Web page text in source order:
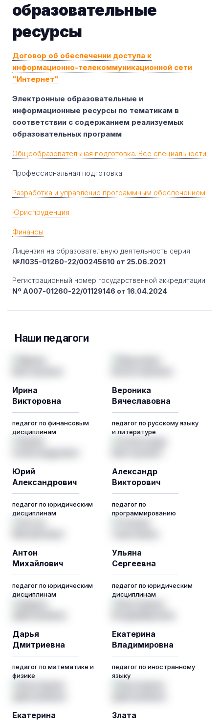
образовательные
ресурсы
Договор об обеспечении доступа к
информационно-телекоммуникационной сети
"Интернет"
Электронные образовательные и
информационные ресурсы по тематикам в
соответствии с содержанием реализуемых
образовательных программ
Общеобразовательная подготовка. Все специальности
Профессиональная подготовка:
Разработка и управление программным обеспечением
Юриспруденция
Финансы
Лицензия на образовательную деятельность серия
№Л035-01260-22/00245610 от 25.06.2021
Регистрационный номер государственной аккредитации
Nº A007-01260-22/01129146 от 16.04.2024
Наши педагоги
Ирина
Викторовна
педагог по финансовым
дисциплинам
Вероника
Вячеславовна
педагог по русскому языку
и литературе
Юрий
Александрович
педагог по юридическим
дисциплинам
Александр
Викторович
педагог по
программированию
Антон
Михайлович
педагог по юридическим
дисциплинам
Ульяна
Сергеевна
педагог по юридическим
дисциплинам
Дарья
Дмитриевна
педагог по математике и
физике
Екатерина
Владимировна
педагог по иностранному
языку
Екатерина Злата